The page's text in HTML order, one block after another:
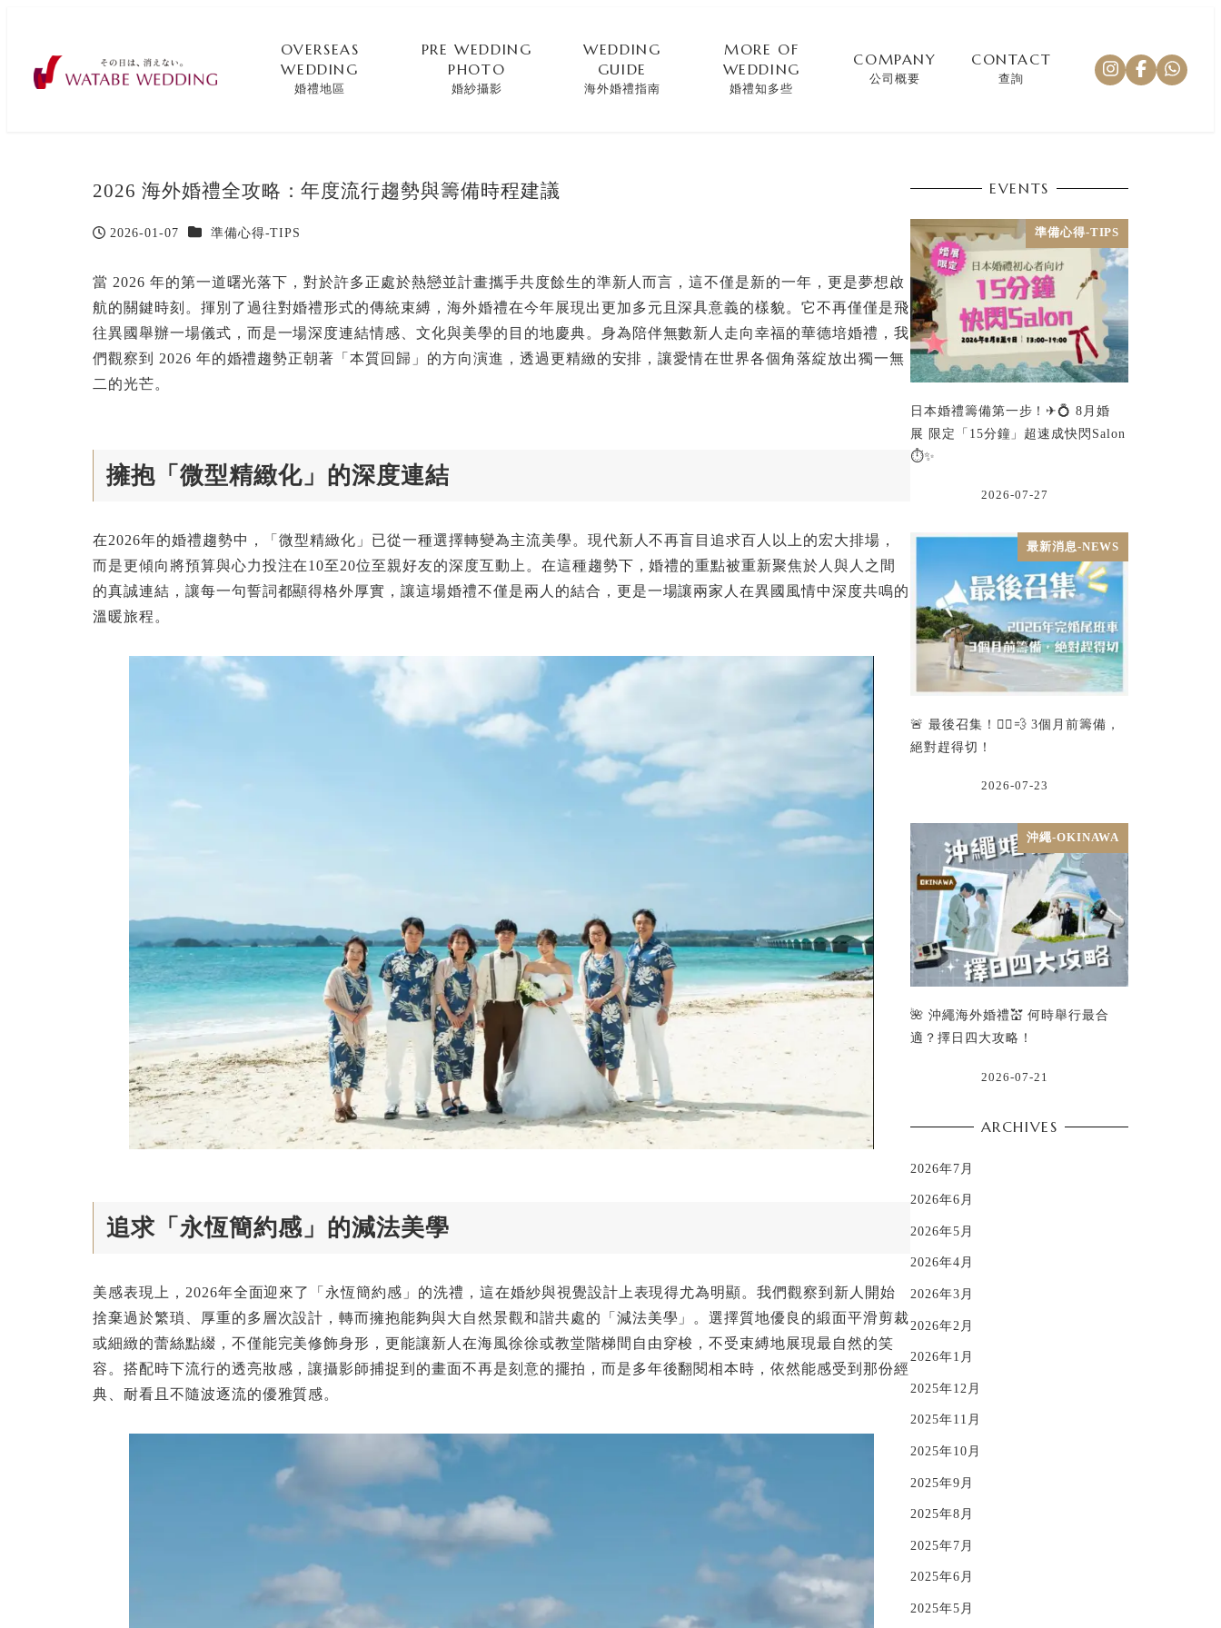
OVERSEAS
WEDDING
婚禮地區
PRE WEDDING
PHOTO
婚紗攝影
WEDDING
GUIDE
海外婚禮指南
MORE OF
WEDDING
婚禮知多些
COMPANY
公司概要
CONTACT
查詢
2026 海外婚禮全攻略：年度流行趨勢與籌備時程建議
投稿日
2026-01-07 カテゴリー
準備心得-TIPS
當 2026 年的第一道曙光落下，對於許多正處於熱戀並計畫攜手共度餘生的準新人而言，這不僅是新的一年，更是夢想啟
航的關鍵時刻。揮別了過往對婚禮形式的傳統束縛，海外婚禮在今年展現出更加多元且深具意義的樣貌。它不再僅僅是飛
往異國舉辦一場儀式，而是一場深度連結情感、文化與美學的目的地慶典。身為陪伴無數新人走向幸福的華德培婚禮，我
們觀察到 2026 年的婚禮趨勢正朝著「本質回歸」的方向演進，透過更精緻的安排，讓愛情在世界各個角落綻放出獨一無
二的光芒。
擁抱「微型精緻化」的深度連結
在2026年的婚禮趨勢中，「微型精緻化」已從一種選擇轉變為主流美學。現代新人不再盲目追求百人以上的宏大排場，
而是更傾向將預算與心力投注在10至20位至親好友的深度互動上。在這種趨勢下，婚禮的重點被重新聚焦於人與人之間
的真誠連結，讓每一句誓詞都顯得格外厚實，讓這場婚禮不僅是兩人的結合，更是一場讓兩家人在異國風情中深度共鳴的
溫暖旅程。
追求「永恆簡約感」的減法美學
美感表現上，2026年全面迎來了「永恆簡約感」的洗禮，這在婚紗與視覺設計上表現得尤為明顯。我們觀察到新人開始
捨棄過於繁瑣、厚重的多層次設計，轉而擁抱能夠與大自然景觀和諧共處的「減法美學」。選擇質地優良的緞面平滑剪裁
或細緻的蕾絲點綴，不僅能完美修飾身形，更能讓新人在海風徐徐或教堂階梯間自由穿梭，不受束縛地展現最自然的笑
容。搭配時下流行的透亮妝感，讓攝影師捕捉到的畫面不再是刻意的擺拍，而是多年後翻閱相本時，依然能感受到那份經
典、耐看且不隨波逐流的優雅質感。
EVENTS
準備心得-TIPS
日本婚禮籌備第一步！✈💍 8月婚
展 限定「15分鐘」超速成快閃Salon
⏱️✨
2026-07-27
最新消息-NEWS
🚨 最後召集！🏃‍♂️💨 3個月前籌備，
絕對趕得切！
2026-07-23
沖繩-OKINAWA
🌺 沖繩海外婚禮💒 何時舉行最合
適？擇日四大攻略！
2026-07-21
ARCHIVES
2026年7月
2026年6月
2026年5月
2026年4月
2026年3月
2026年2月
2026年1月
2025年12月
2025年11月
2025年10月
2025年9月
2025年8月
2025年7月
2025年6月
2025年5月